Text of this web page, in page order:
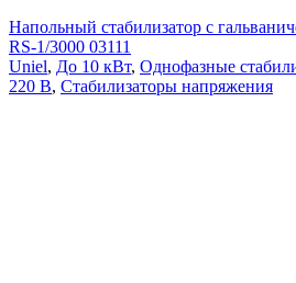
Напольный стабилизатор с
RS-1/3000 03111
Uniel, До 10 кВт, Однофазные
220 В, Стабилизаторы напряжения